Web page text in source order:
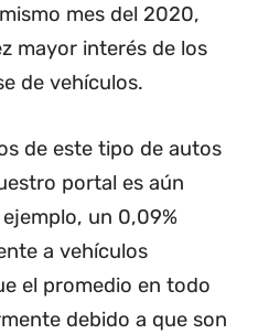
mes del 2020,
mayor interés de los
de vehículos.
de este tipo de autos
portal es aún
un 0,09%
a vehículos
el promedio en todo
debido a que son